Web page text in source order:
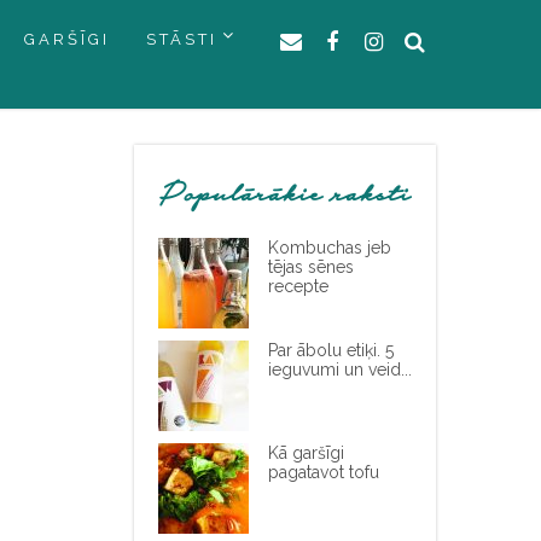
GARŠĪGI STĀSTI
Populārākie raksti
Kombuchas jeb
tējas sēnes
recepte
Par ābolu etiķi. 5
ieguvumi un veid...
Kā garšīgi
pagatavot tofu